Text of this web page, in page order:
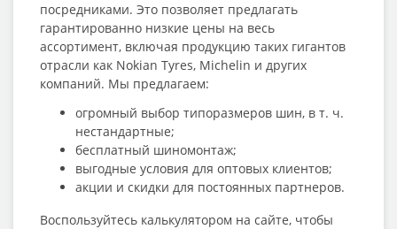
посредниками. Это позволяет предлагать
гарантированно низкие цены на весь
ассортимент, включая продукцию таких гигантов
отрасли как Nokian Tyres, Michelin и других
компаний. Мы предлагаем:
огромный выбор типоразмеров шин, в т. ч.
нестандартные;
бесплатный шиномонтаж;
выгодные условия для оптовых клиентов;
акции и скидки для постоянных партнеров.
Воспользуйтесь калькулятором на сайте, чтобы